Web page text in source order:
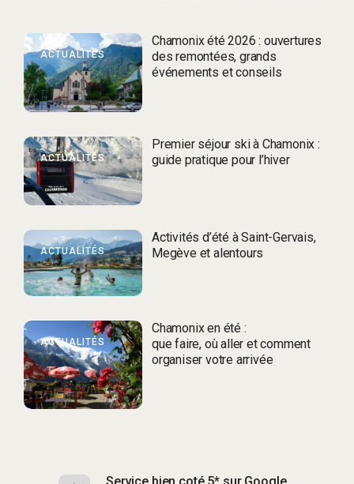
ACTUALITÉS
Chamonix été 2026 : ouvertures
des remontées, grands
événements et conseils
ACTUALITÉS
Premier séjour ski à Chamonix :
guide pratique pour l’hiver
ACTUALITÉS
Activités d’été à Saint-Gervais,
Megève et alentours
ACTUALITÉS
Chamonix en été :
que faire, où aller et comment
organiser votre arrivée